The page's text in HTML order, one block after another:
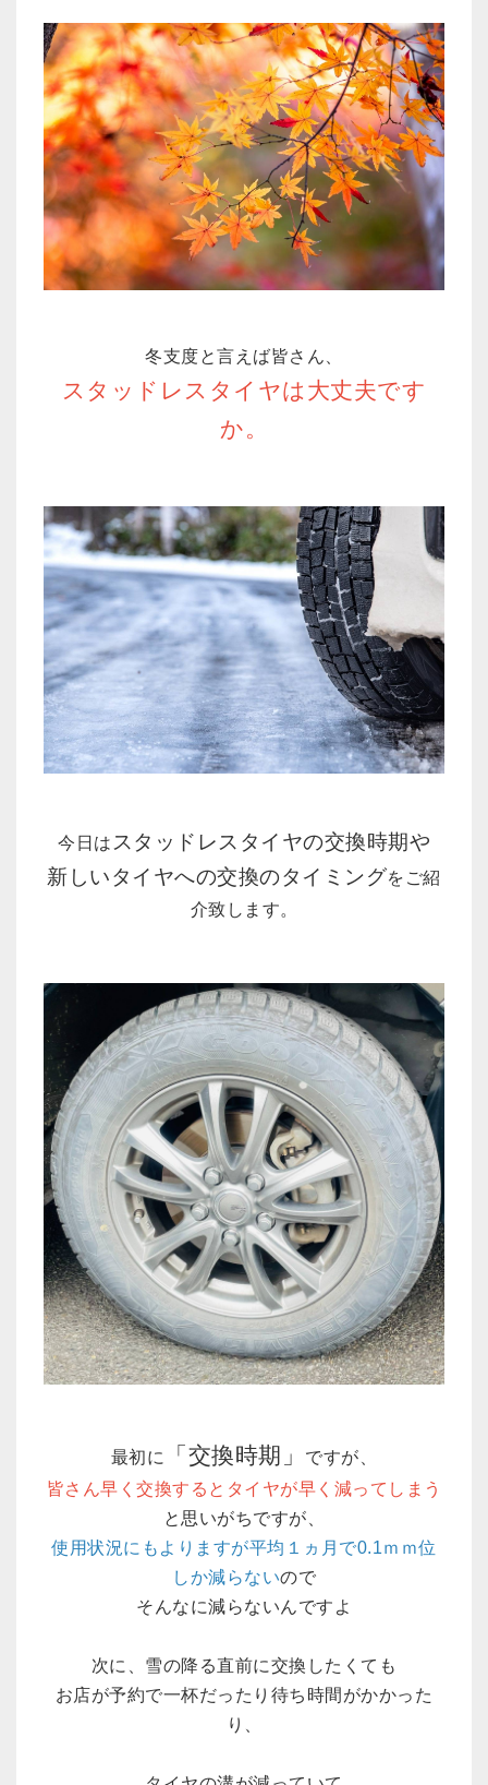
冬支度と言えば皆さん、
スタッドレスタイヤは大丈夫です
か。
今日はスタッドレスタイヤの交換時期や
新しいタイヤへの交換のタイミングをご紹
介致します。
最初に 「交換時期」
ですが、
皆さん早く交換するとタイヤが早く減ってしまう
と思いがちですが、
使用状況にもよりますが平均１ヵ月で0.1ｍｍ位
しか減らないので
そんなに減らないんですよ
次に、雪の降る直前に交換したくても
お店が予約で一杯だったり待ち時間がかかった
り、